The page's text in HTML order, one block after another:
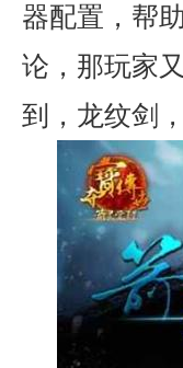
器配置，帮
论，那玩家
到，龙纹剑